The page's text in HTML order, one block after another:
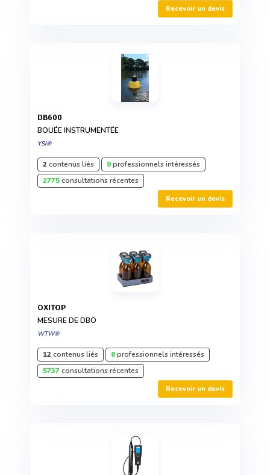
Recevoir un devis
DB600
BOUÉE INSTRUMENTÉE
YSI®
2contenus liés 9professionnels intéressés
2775consultations récentes
Recevoir un devis
OXITOP
MESURE DE DBO
WTW®
12contenus liés 8professionnels intéressés
5737consultations récentes
Recevoir un devis